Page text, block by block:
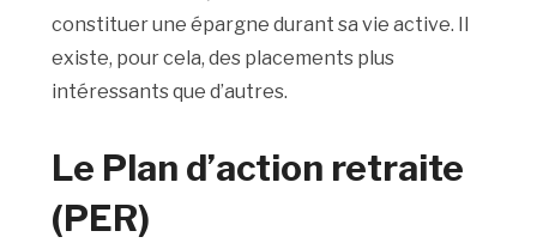
constituer une épargne durant sa vie active. Il
existe, pour cela, des placements plus
intéressants que d’autres.
Le Plan d’action retraite
(PER)